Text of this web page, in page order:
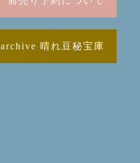
archive 晴れ豆秘宝庫